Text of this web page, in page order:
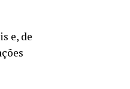
e, de